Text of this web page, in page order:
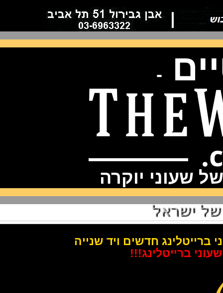
-
יוקרה
חדשים ויד שנייה
ברייטלינג!!!